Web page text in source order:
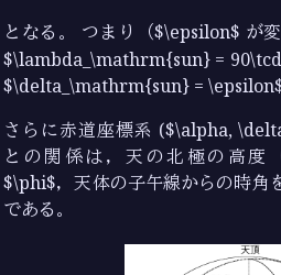
となる。 つまり（$\epsilon$ が
$\lambda_\mathrm{sun} =
$\delta_\mathrm{sun} = \epsilon$
さらに赤道座標系 ($\alpha,
との関係は，天の北極の高度
$\phi$，天体の子午線からの時角
である。